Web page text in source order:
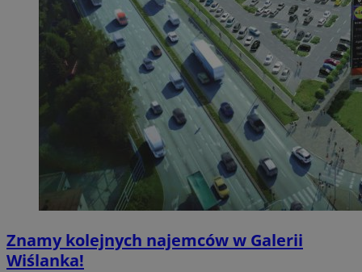
Znamy kolejnych najemców w Galerii
Wiślanka!